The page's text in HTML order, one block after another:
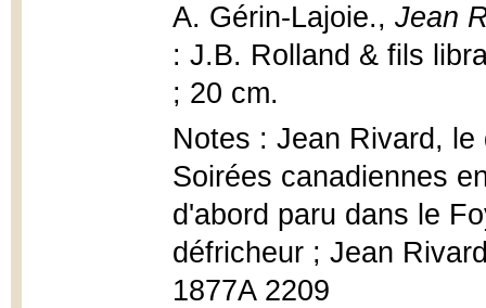
A. Gérin-Lajoie., Jean
: J.B. Rolland & fils
; 20 cm.
Notes : Jean Rivard,
Soirées canadiennes
d'abord paru dans le
défricheur ; Jean
1877A 2209